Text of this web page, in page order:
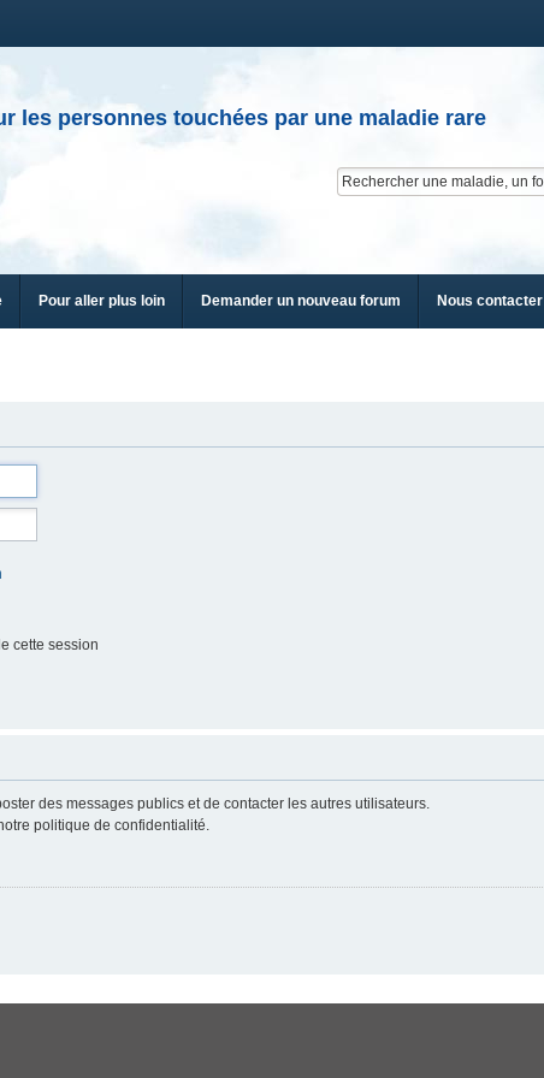
les personnes touchées par une maladie rare
Pour aller plus loin Demander un nouveau forum Nous contacter
cette session
des messages publics et de contacter les autres utilisateurs.
politique de confidentialité.